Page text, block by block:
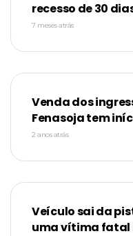
recesso de 30
7 meses atrás
Venda dos
Fenasoja tem
2 anos atrás
Veículo sai da
uma vítima fatal